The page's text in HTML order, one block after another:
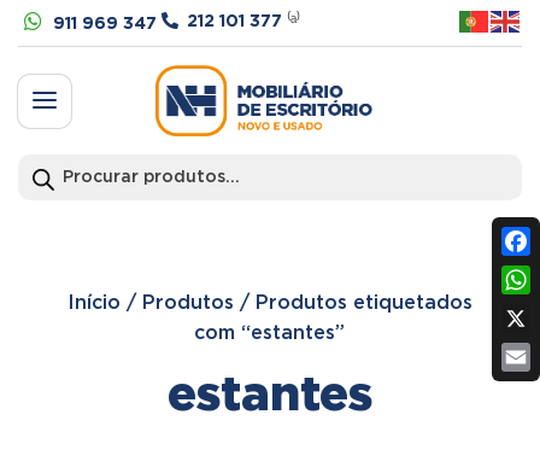
 911 969 347  212 101 377 ⁽ᵃ⁾
a
search
Início / Produtos / Produtos etiquetados
com “estantes”
estantes
X